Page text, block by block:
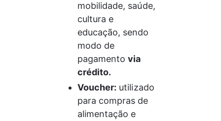
mobilidade, saúde,
cultura e
educação, sendo
modo de
pagamento via
crédito.
Voucher: utilizado
para compras de
alimentação e